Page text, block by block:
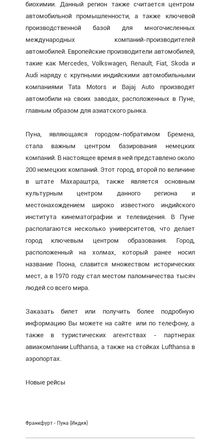
биохимии. Данный регион также считается центром
автомобильной промышленности, а также ключевой
производственной базой для многочисленных
международных компаний-производителей
автомобилей. Европейские производители автомобилей,
такие как Mercedes, Volkswagen, Renault, Fiat, Skoda и
Audi наряду с крупными индийскими автомобильными
компаниями Tata Motors и Bajaj Auto производят
автомобили на своих заводах, расположенных в Пуне,
главным образом для азиатского рынка.
Пуна, являющаяся городом-побратимом Бремена,
стала важным центром базирования немецких
компаний. В настоящее время в ней представлено около
200 немецких компаний. Этот город, второй по величине
в штате Махараштра, также является основным
культурным центром данного региона и
местонахождением широко известного индийского
института кинематографии и телевидения. В Пуне
располагаются несколько университетов, что делает
город ключевым центром образования. Город,
расположенный на холмах, который ранее носил
название Поона, славится множеством исторических
мест, а в 1970 году стал местом паломничества тысяч
людей со всего мира.
Заказать билет или получить более подробную
информацию Вы можете на сайте или по телефону, а
также в туристических агентствах - партнерах
авиакомпании Lufthansa, а также на стойках Lufthansa в
аэропортах.
Новые рейсы
Франкфурт - Пуна (Индия)